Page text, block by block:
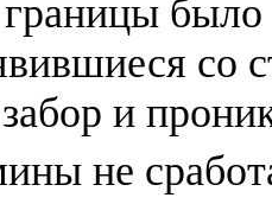
было
со
и
не